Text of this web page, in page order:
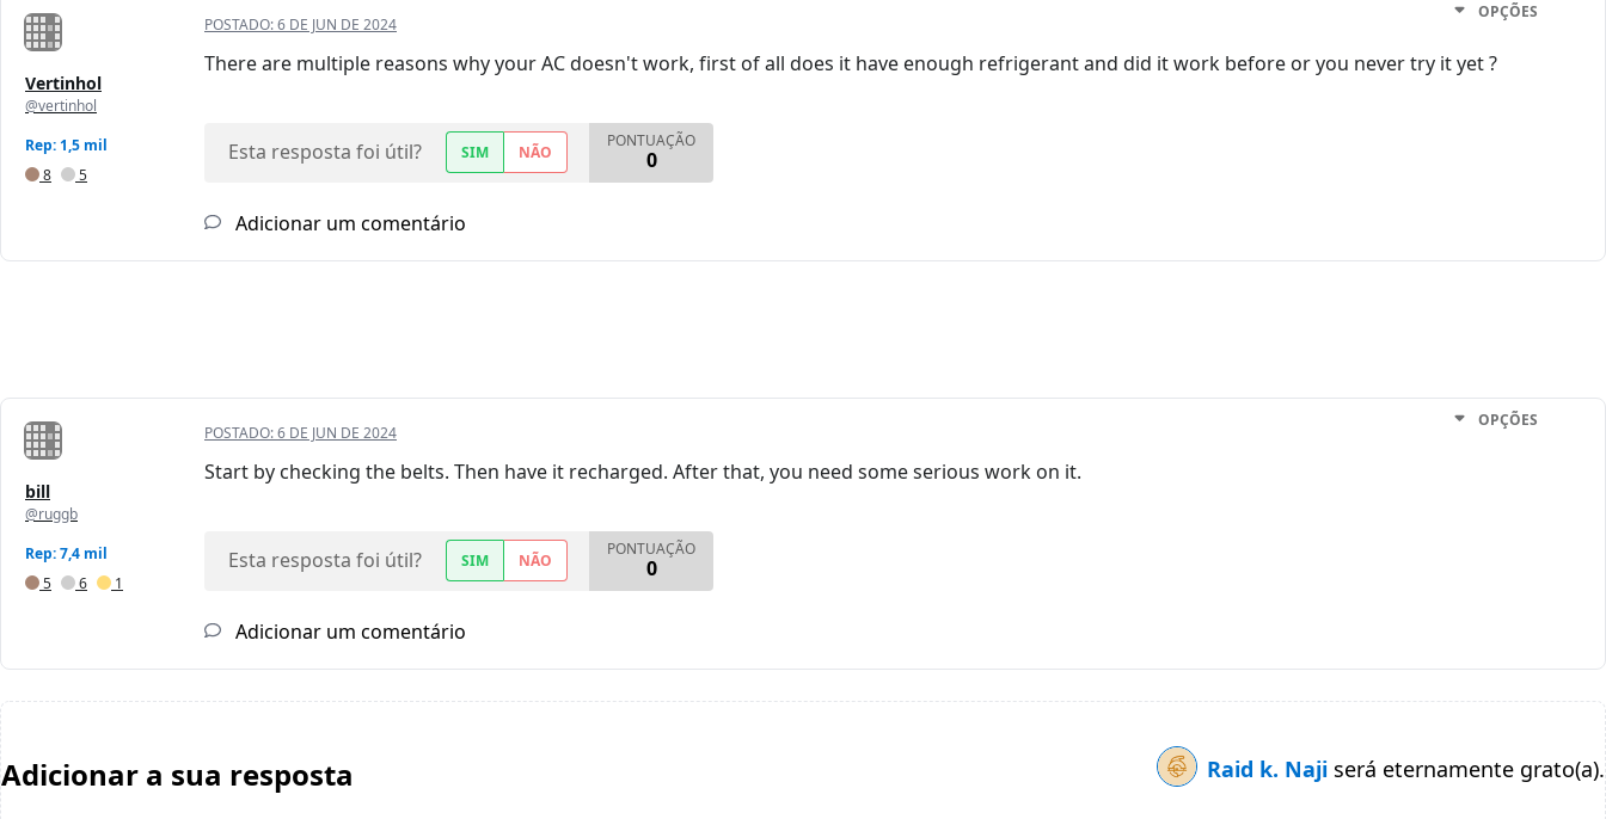
Vertinhol
@vertinhol
Rep: 1,5 mil
8
5
POSTADO:6 DE JUN DE 2024
OPÇÕES
There are multiple reasons why your AC doesn't work, first of all does it have enough refrigerant and did it work before or you never try it yet ?
Esta resposta foi útil? SIM NÃO
PONTUAÇÃO
0
Adicionar um comentário
bill
@ruggb
Rep: 7,4 mil
5
6 1
POSTADO:6 DE JUN DE 2024
OPÇÕES
Start by checking the belts. Then have it recharged. After that, you need some serious work on it.
Esta resposta foi útil? SIM NÃO
PONTUAÇÃO
0
Adicionar um comentário
Adicionar a sua resposta Raid k. Naji será eternamente grato(a).